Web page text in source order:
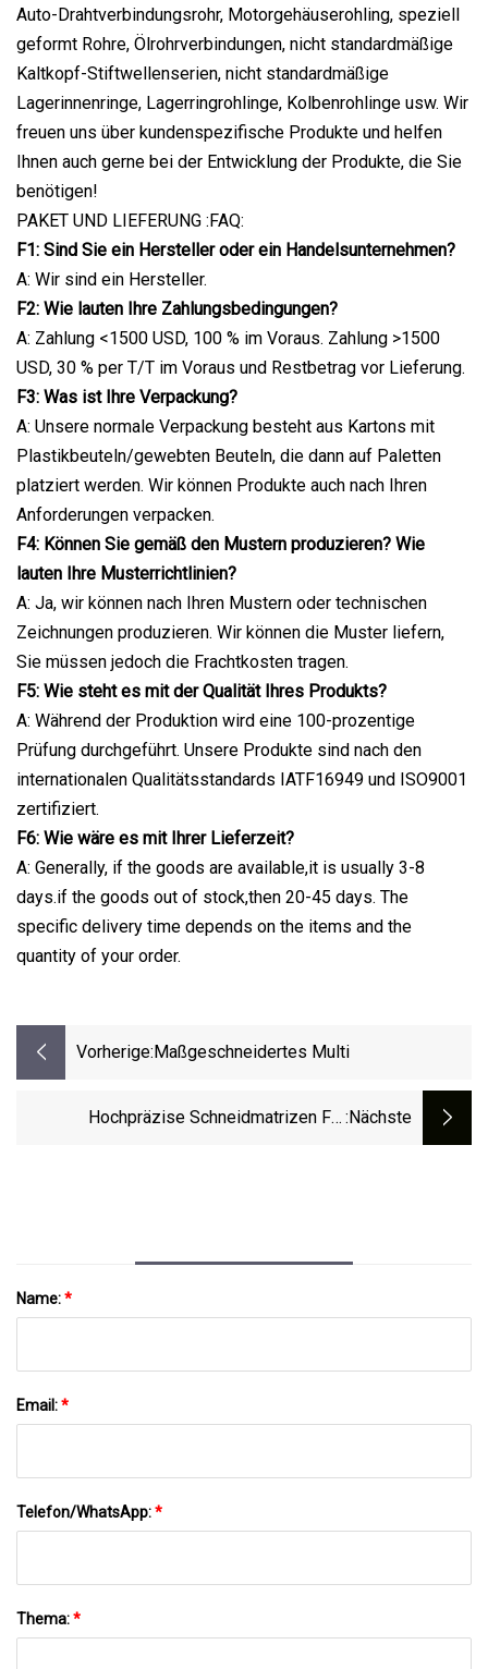
Auto-Drahtverbindungsrohr, Motorgehäuserohling, speziell
geformt Rohre, Ölrohrverbindungen, nicht standardmäßige
Kaltkopf-Stiftwellenserien, nicht standardmäßige
Lagerinnenringe, Lagerringrohlinge, Kolbenrohlinge usw. Wir
freuen uns über kundenspezifische Produkte und helfen
Ihnen auch gerne bei der Entwicklung der Produkte, die Sie
benötigen!
PAKET UND LIEFERUNG :FAQ:
F1: Sind Sie ein Hersteller oder ein Handelsunternehmen?
A: Wir sind ein Hersteller.
F2: Wie lauten Ihre Zahlungsbedingungen?
A: Zahlung <1500 USD, 100 % im Voraus. Zahlung >1500
USD, 30 % per T/T im Voraus und Restbetrag vor Lieferung.
F3: Was ist Ihre Verpackung?
A: Unsere normale Verpackung besteht aus Kartons mit
Plastikbeuteln/gewebten Beuteln, die dann auf Paletten
platziert werden. Wir können Produkte auch nach Ihren
Anforderungen verpacken.
F4: Können Sie gemäß den Mustern produzieren? Wie
lauten Ihre Musterrichtlinien?
A: Ja, wir können nach Ihren Mustern oder technischen
Zeichnungen produzieren. Wir können die Muster liefern,
Sie müssen jedoch die Frachtkosten tragen.
F5: Wie steht es mit der Qualität Ihres Produkts?
A: Während der Produktion wird eine 100-prozentige
Prüfung durchgeführt. Unsere Produkte sind nach den
internationalen Qualitätsstandards IATF16949 und ISO9001
zertifiziert.
F6: Wie wäre es mit Ihrer Lieferzeit?
A: Generally, if the goods are available,it is usually 3-8
days.if the goods out of stock,then 20-45 days. The
specific delivery time depends on the items and the
quantity of your order.
Vorherige: Maßgeschneidertes Multi
Hochpräzise Schneidmatrizen Für :nächste
Name:*
Email:*
Telefon/WhatsApp:*
Thema:*